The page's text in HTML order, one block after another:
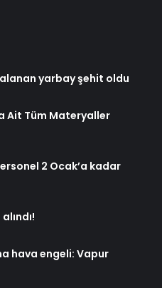
yarbay şehit oldu
Ait Tüm Materyaller
2 Ocak’a kadar
hava engeli: Vapur